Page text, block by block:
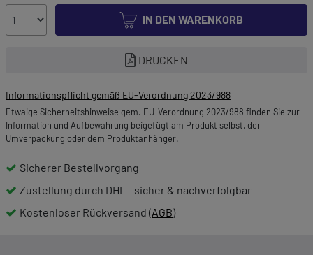
IN DEN WARENKORB
DRUCKEN
Informationspflicht gemäß EU-Verordnung 2023/988
Etwaige Sicherheitshinweise gem. EU-Verordnung 2023/988 finden Sie zur
Information und Aufbewahrung beigefügt am Produkt selbst, der
Umverpackung oder dem Produktanhänger.
Sicherer Bestellvorgang
Zustellung durch DHL - sicher & nachverfolgbar
Kostenloser Rückversand (AGB)